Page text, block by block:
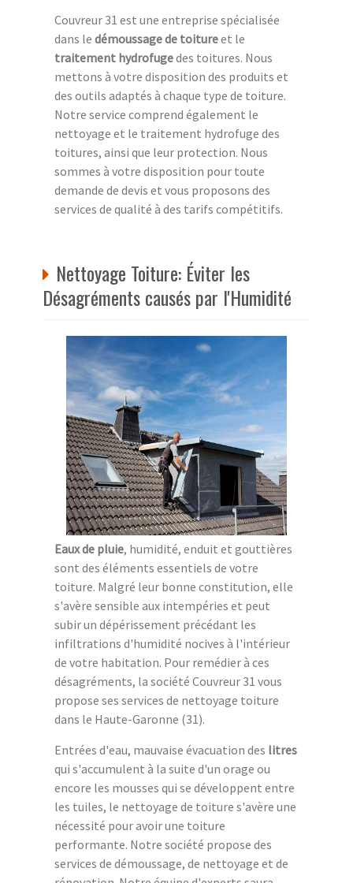
Couvreur 31 est une entreprise spécialisée
dans le démoussage de toitureet le
traitement hydrofugedes toitures. Nous
mettons à votre disposition des produits et
des outils adaptés à chaque type de toiture.
Notre service comprend également le
nettoyage et le traitement hydrofuge des
toitures, ainsi que leur protection. Nous
sommes à votre disposition pour toute
demande de devis et vous proposons des
services de qualité à des tarifs compétitifs.
Nettoyage Toiture: Éviter les
Désagréments causés par l'Humidité
Eaux de pluie, humidité, enduit et gouttières
sont des éléments essentiels de votre
toiture. Malgré leur bonne constitution, elle
s'avère sensible aux intempéries et peut
subir un dépérissement précédant les
infiltrations d'humidité nocives à l'intérieur
de votre habitation. Pour remédier à ces
désagréments, la société Couvreur 31 vous
propose ses services de nettoyage toiture
dans le Haute-Garonne (31).
Entrées d'eau, mauvaise évacuation des litres
qui s'accumulent à la suite d'un orage ou
encore les mousses qui se développent entre
les tuiles, le nettoyage de toiture s'avère une
nécessité pour avoir une toiture
performante. Notre société propose des
services de démoussage, de nettoyage et de